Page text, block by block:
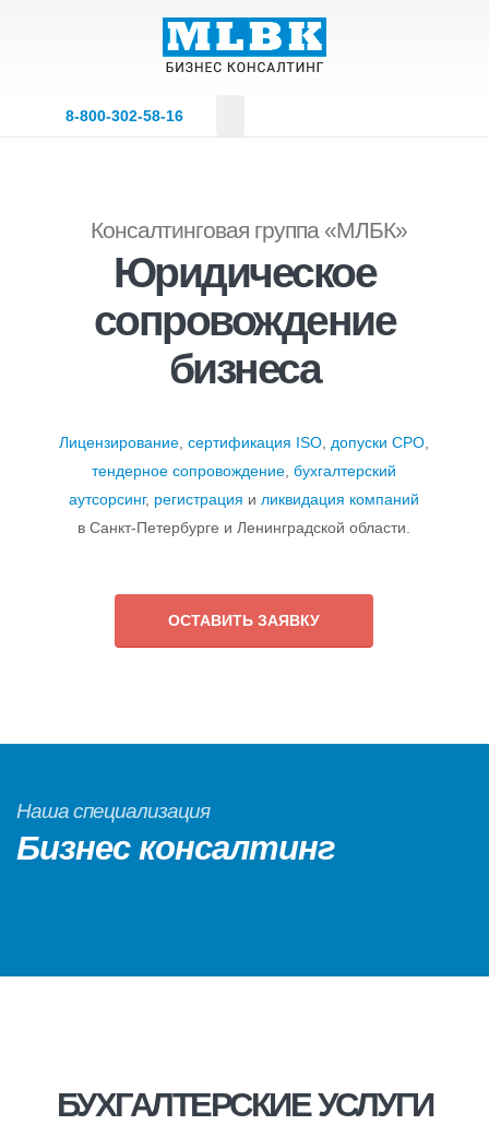
8‑800‑302‑58‑16
Консалтинговая группа «МЛБК»
Юридическое
сопровождение
бизнеса
Лицензирование ,сертификация ISO допуски СРО
тендерное сопровождение ,бухгалтерский
аутсорсинг, регистрация и ликвидация компаний
в Санкт-Петербурге и Ленинградской области.
ОСТАВИТЬ ЗАЯВКУ
Наша специализация
Бизнес консалтинг
БУХГАЛТЕРСКИЕ УСЛУГИ